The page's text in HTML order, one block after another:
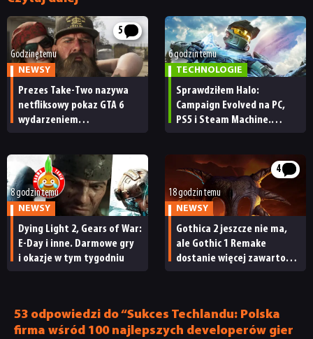
5
Godzinę temu
NEWSY
Prezes Take-Two nazywa
netfliksowy pokaz GTA 6
wydarzeniem
ma subskrybentów
6 godzin temu
TECHNOLOGIE
Sprawdziłem Halo:
Campaign Evolved na PC,
PS5 i Steam Machine.
[RECENZJA TECHNICZNA]
8 godzin temu
NEWSY
Dying Light 2, Gears of War:
E-Day i inne. Darmowe gry
i okazje w tym tygodniu
4
18 godzin temu
NEWSY
Gothica 2 jeszcze nie ma,
ale Gothic 1 Remake
dostanie więcej zawartości.
53 odpowiedzi do “Sukces Techlandu: Polska
firma wśród 100 najlepszych developerów gier